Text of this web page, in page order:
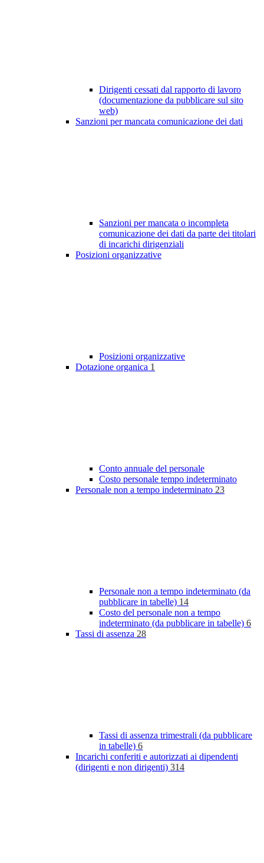
Dirigenti cessati dal rapporto di lavoro
(documentazione da pubblicare sul sito
web)
Sanzioni per mancata comunicazione dei dati
Sanzioni per mancata o incompleta
comunicazione dei dati da parte dei titolari
di incarichi dirigenziali
Posizioni organizzative
Posizioni organizzative
Dotazione organica 1
Conto annuale del personale
Costo personale tempo indeterminato
Personale non a tempo indeterminato 23
Personale non a tempo indeterminato (da
pubblicare in tabelle) 14
Costo del personale non a tempo
indeterminato (da pubblicare in tabelle) 6
Tassi di assenza 28
Tassi di assenza trimestrali (da pubblicare
in tabelle) 6
Incarichi conferiti e autorizzati ai dipendenti
(dirigenti e non dirigenti) 314